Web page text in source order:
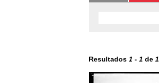
Resultados 1 - 1 de 1